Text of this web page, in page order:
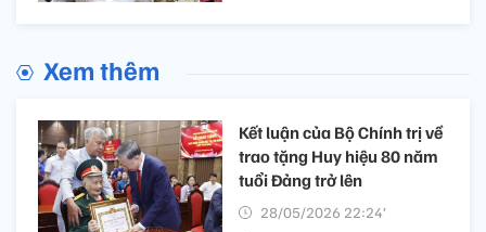
Xem thêm
Kết luận của Bộ Chính trị về
trao tặng Huy hiệu 80 năm
tuổi Đảng trở lên
28/05/2026 22:24’